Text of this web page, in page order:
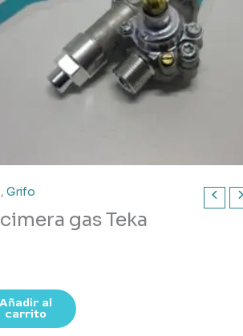
, Grifo
gas Teka
Añadir al
carrito